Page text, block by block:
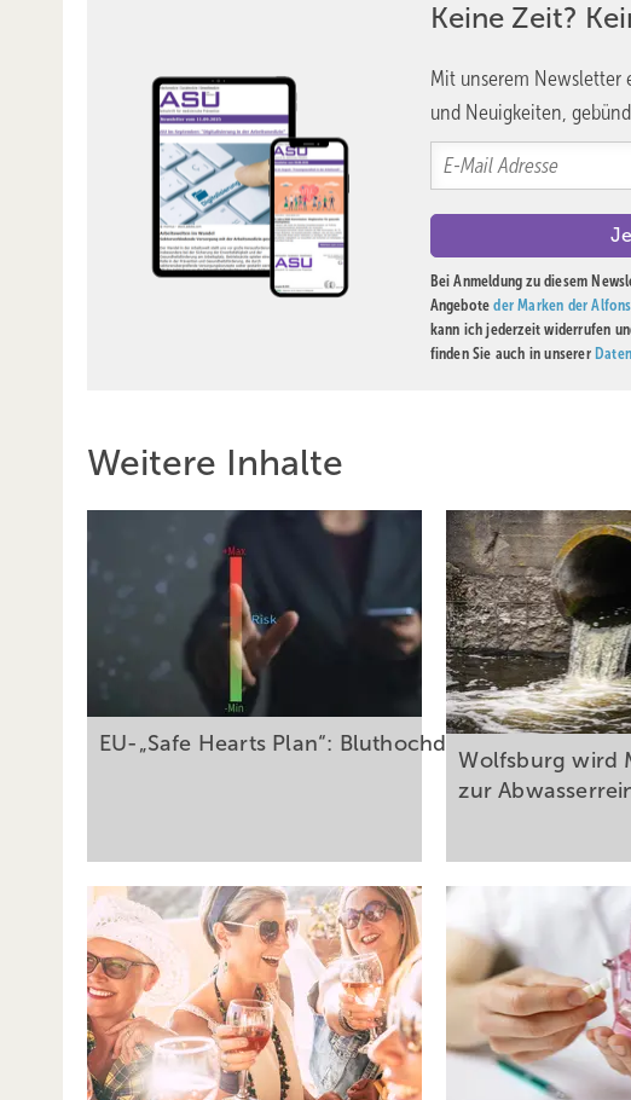
Keine Zeit?
Mit unserem Newsletter
und Neuigkeiten,
Bei Anmeldung zu diesem
Angeboteder Marken der
kann ich jederzeit widerrufen
finden Sie auch in unserer
Weitere Inhalte
EU-„Safe Hearts Plan“: Bluthochdruck als
Wolfsburg wird
zur